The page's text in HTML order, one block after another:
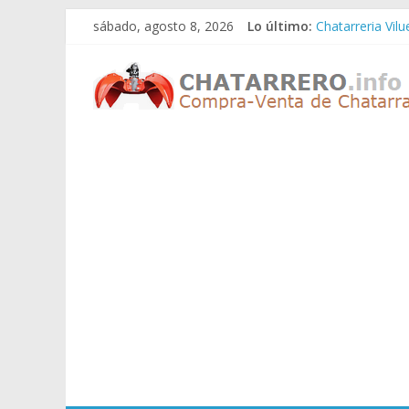
Saltar
contenido
sábado, agosto 8, 2026 Lo último: Chatarreria
Chatarreria
Chatarreria
Chatarreros